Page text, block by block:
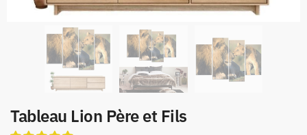
Tableau Lion Père et Fils